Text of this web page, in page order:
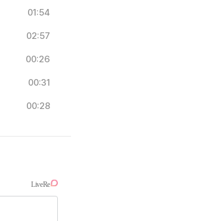
01:54
02:57
00:26
00:31
00:28